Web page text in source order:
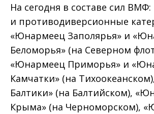
На сегодня в составе сил
и противодиверсионные
«Юнармеец Заполярья» и
Беломорья» (на Северном
«Юнармеец Приморья» и
Камчатки» (на
Балтики» (на Балтийском),
Крыма» (на Черноморском),